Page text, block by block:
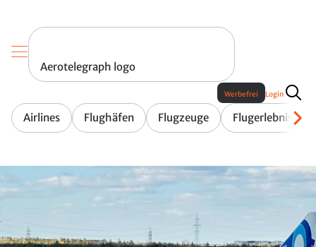
Aerotelegraph logo
Airlines Flughäfen Flugzeuge Flugerlebnis
Werbefrei Login